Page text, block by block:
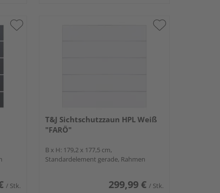
/ Stk.
T&J Sichtschutzzaun HPL Weiß
"FARÖ"
B x H: 179,2 x 177,5 cm,
Standardelement gerade, Rahmen
299,99 € / Stk.